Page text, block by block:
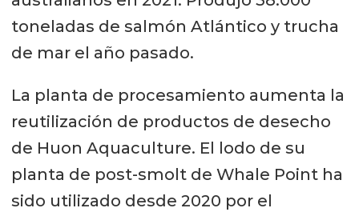
toneladas de salmón Atlántico y trucha
de mar el año pasado.
La planta de procesamiento aumenta la
reutilización de productos de desecho
de Huon Aquaculture. El lodo de su
planta de post-smolt de Whale Point ha
sido utilizado desde 2020 por el